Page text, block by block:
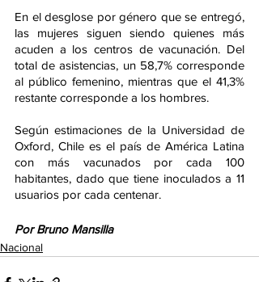
En el desglose por género que se entregó,
las mujeres siguen siendo quienes más
acuden a los centros de vacunación. Del
total de asistencias, un 58,7% corresponde
al público femenino, mientras que el 41,3%
restante corresponde a los hombres.
Según estimaciones de la Universidad de
Oxford, Chile es el país de América Latina
con más vacunados por cada 100
habitantes, dado que tiene inoculados a 11
usuarios por cada centenar.
Por Bruno Mansilla
Nacional